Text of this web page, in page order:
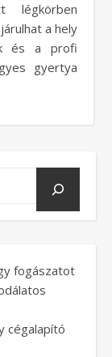
légkörben
a hely
és a profi
gyertya
fogászatot
cégalapító